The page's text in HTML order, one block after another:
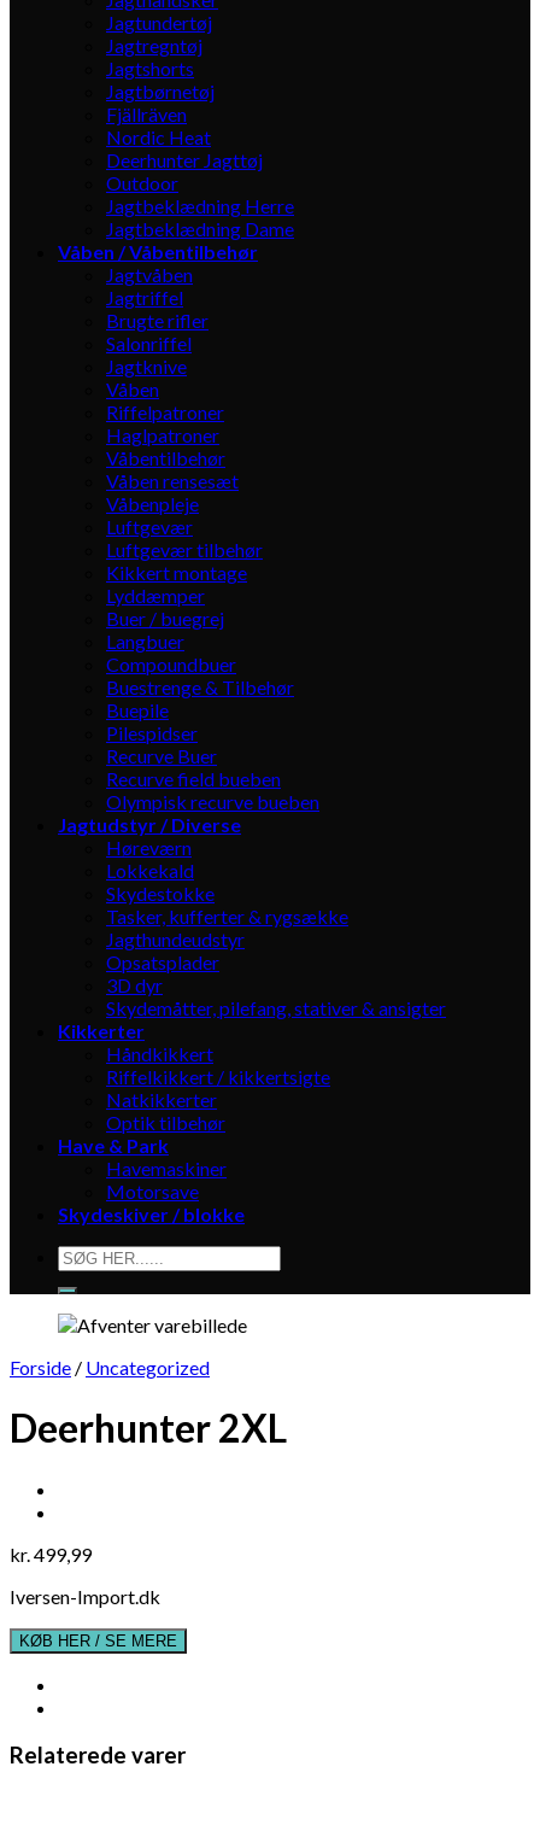
Jagtundertøj
Jagtregntøj
Jagtshorts
Jagtbørnetøj
Fjällräven
Nordic Heat
Deerhunter Jagttøj
Outdoor
Jagtbeklædning Herre
Jagtbeklædning Dame
Våben / Våbentilbehør
Jagtvåben
Jagtriffel
Brugte rifler
Salonriffel
Jagtknive
Våben
Riffelpatroner
Haglpatroner
Våbentilbehør
Våben rensesæt
Våbenpleje
Luftgevær
Luftgevær tilbehør
Kikkert montage
Lyddæmper
Buer / buegrej
Langbuer
Compoundbuer
Buestrenge & Tilbehør
Buepile
Pilespidser
Recurve Buer
Recurve field bueben
Olympisk recurve bueben
Jagtudstyr / Diverse
Høreværn
Lokkekald
Skydestokke
Tasker, kufferter & rygsække
Jagthundeudstyr
Opsatsplader
3D dyr
Skydemåtter, pilefang, stativer & ansigter
Kikkerter
Håndkikkert
Riffelkikkert / kikkertsigte
Natkikkerter
Optik tilbehør
Have & Park
Havemaskiner
Motorsave
Skydeskiver / blokke
Søg
efter:
Forside / Uncategorized
Deerhunter 2XL
kr.499,99
Iversen-Import.dk
KØB HER / SE MERE
Relaterede varer